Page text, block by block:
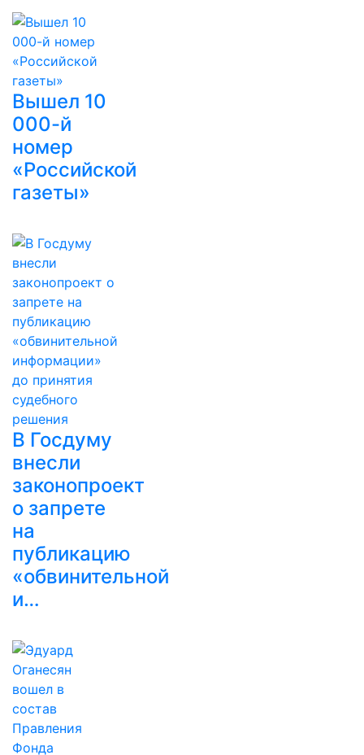
Вышел 10
000-й
номер
«Российской
газеты»
В Госдуму
внесли
законопроект
о запрете
на
публикацию
«обвинительной
и…